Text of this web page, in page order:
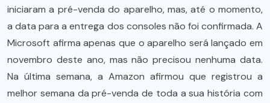
iniciaram a pré-venda do aparelho, mas, até o momento,
a data para a entrega dos consoles não foi confirmada. A
Microsoft afirma apenas que o aparelho será lançado em
novembro deste ano, mas não precisou nenhuma data.
Na última semana, a Amazon afirmou que registrou a
melhor semana da pré-venda de toda a sua história com